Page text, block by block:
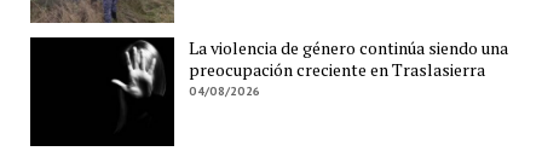
La violencia de género continúa siendo una
preocupación creciente en Traslasierra
04/08/2026